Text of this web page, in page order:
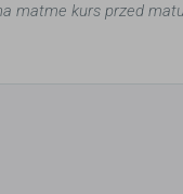
matme kurs przed